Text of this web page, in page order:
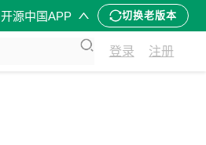
开源中国APP 切换老版本
登录 注册